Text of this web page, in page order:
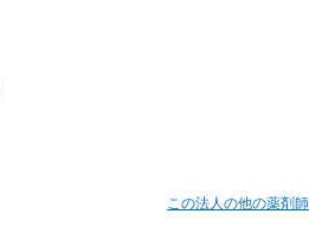
この法人の他の薬剤